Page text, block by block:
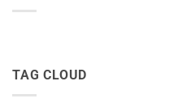
TAG CLOUD